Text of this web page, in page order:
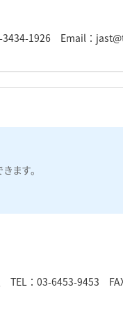
3434-1926 Email：
ます。
TEL：03-6453-9453